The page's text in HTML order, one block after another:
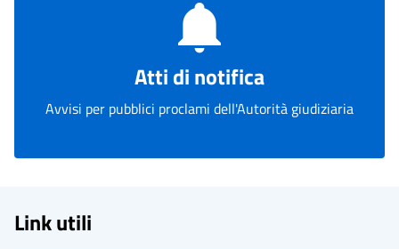
Atti di notifica
Avvisi per pubblici proclami dell'Autorità giudiziaria
Link utili